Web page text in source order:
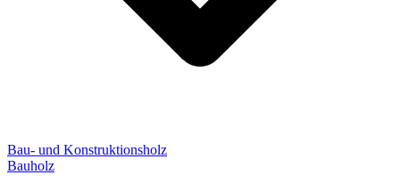
Bau- und Konstruktionsholz
Bauholz